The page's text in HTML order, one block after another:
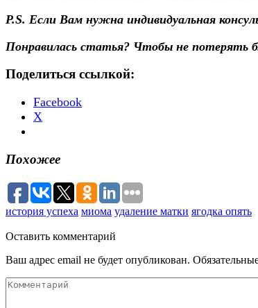
P.S. Если Вам нужна индивидуальная
Понравилась статья? Чтобы не потерять
Поделиться ссылкой:
Facebook
X
Похожее
история успеха миома удаление матки ягодка опять
Оставить комментарий
Ваш адрес email не будет опубликован.